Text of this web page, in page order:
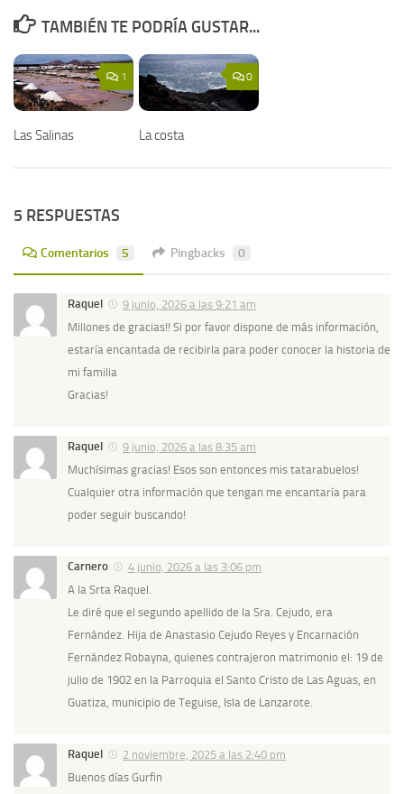
TAMBIÉN TE PODRÍA GUSTAR...
1
Las Salinas
0
La costa
5 RESPUESTAS
Comentarios 5 Pingbacks 0
Raquel
9 junio, 2026 a las 9:21 am
Millones de gracias!! Si por favor dispone de más información,
estaría encantada de recibirla para poder conocer la historia de
mi familia
Gracias!
Raquel
9 junio, 2026 a las 8:35 am
Muchísimas gracias! Esos son entonces mis tatarabuelos!
Cualquier otra información que tengan me encantaría para
poder seguir buscando!
Carnero
4 junio, 2026 a las 3:06 pm
A la Srta Raquel.
Le diré que el segundo apellido de la Sra. Cejudo, era
Fernández. Hija de Anastasio Cejudo Reyes y Encarnación
Fernández Robayna, quienes contrajeron matrimonio el: 19 de
julio de 1902 en la Parroquia el Santo Cristo de Las Aguas, en
Guatiza, municipio de Teguise, Isla de Lanzarote.
Raquel
2 noviembre, 2025 a las 2:40 pm
Buenos días Gurfin